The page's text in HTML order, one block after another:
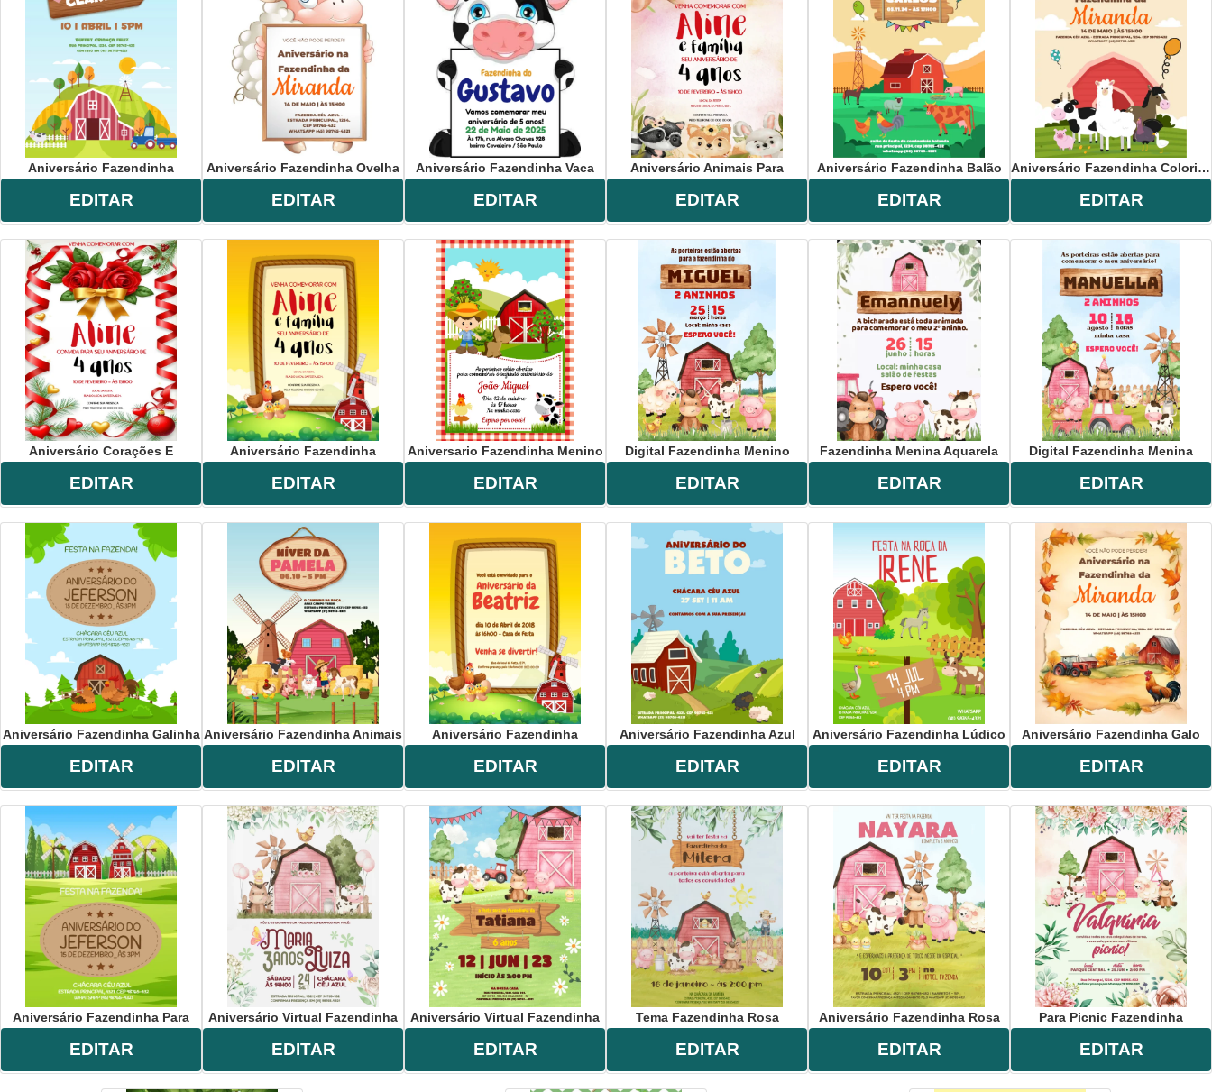
Aniversário Fazendinha
EDITAR
Aniversário Fazendinha Ovelha
EDITAR
Aniversário Fazendinha Vaca
EDITAR
Aniversário Animais Para
EDITAR
Aniversário Fazendinha Balão
EDITAR
Aniversário Fazendinha Colorido
EDITAR
Aniversário Corações E
EDITAR
Aniversário Fazendinha
EDITAR
Aniversario Fazendinha Menino
EDITAR
Digital Fazendinha Menino
EDITAR
Fazendinha Menina Aquarela
EDITAR
Digital Fazendinha Menina
EDITAR
Aniversário Fazendinha Galinha
EDITAR
Aniversário Fazendinha Animais
EDITAR
Aniversário Fazendinha
EDITAR
Aniversário Fazendinha Azul
EDITAR
Aniversário Fazendinha Lúdico
EDITAR
Aniversário Fazendinha Galo
EDITAR
Aniversário Fazendinha Para
EDITAR
Aniversário Virtual Fazendinha
EDITAR
Aniversário Virtual Fazendinha
EDITAR
Tema Fazendinha Rosa
EDITAR
Aniversário Fazendinha Rosa
EDITAR
Para Picnic Fazendinha
EDITAR